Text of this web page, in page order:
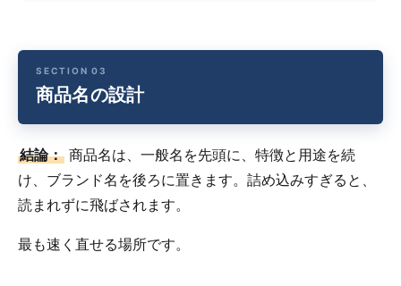
商品名の設計
結論： 商品名は、一般名を先頭に、特徴と用途を続
け、ブランド名を後ろに置きます。詰め込みすぎると、
読まれずに飛ばされます。
最も速く直せる場所です。